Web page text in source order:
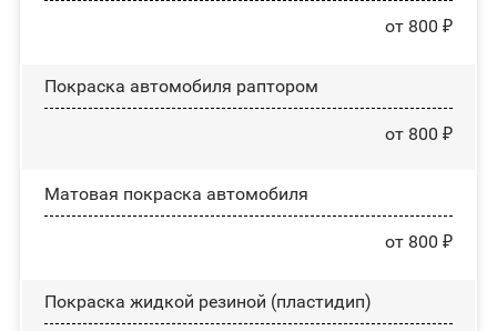
от 800 ₽
Покраска автомобиля раптором
от 800 ₽
Матовая покраска автомобиля
от 800 ₽
Покраска жидкой резиной (пластидип)